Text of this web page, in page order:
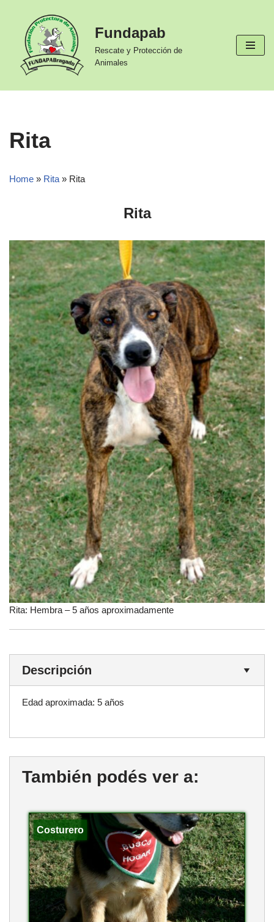
contenido
Fundapab
Rescate y Protección de
Animales
Rita
Home » Rita » Rita
Rita
Rita: Hembra – 5 años aproximadamente
Descripción
Edad aproximada: 5 años
También podés ver a:
Costurero